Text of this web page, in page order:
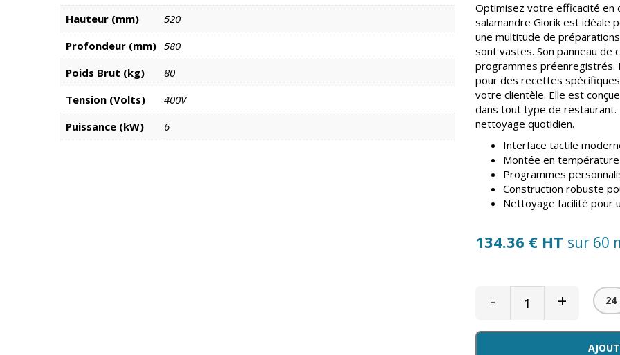
Hauteur (mm)
520
Profondeur (mm) 580
Poids Brut (kg)
80
Tension (Volts)
400V
Puissance (kW)
6
Optimisez votre efficacité en
salamandre Giorik est idéale
une multitude de
sont vastes. Son panneau de
programmes préenregistrés.
pour des recettes
votre clientèle. Elle est
dans tout type de restaurant.
nettoyage quotidien.
Interface tactile
Montée en
Programmes
Construction robuste
Nettoyage facilité pour
134.36 € HT sur 60
- + 24